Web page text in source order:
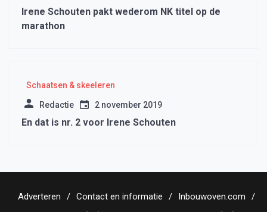
Irene Schouten pakt wederom NK titel op de
marathon
Schaatsen & skeeleren
Redactie 2 november 2019
En dat is nr. 2 voor Irene Schouten
Adverteren Contact en informatie
Inbouwoven.com